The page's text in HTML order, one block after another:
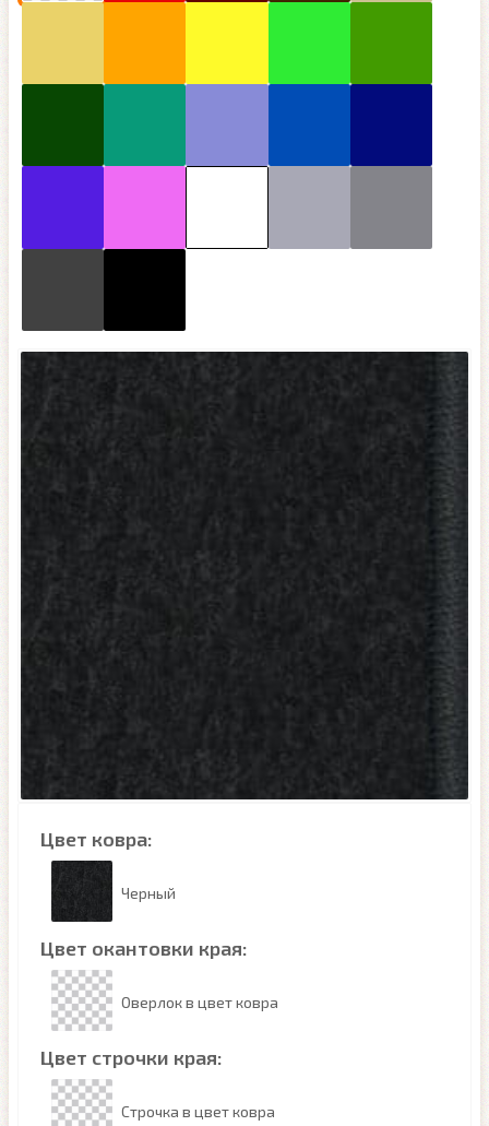
Цвет ковра:
Черный
Цвет окантовки края:
Оверлок в цвет ковра
Цвет строчки края:
Строчка в цвет ковра